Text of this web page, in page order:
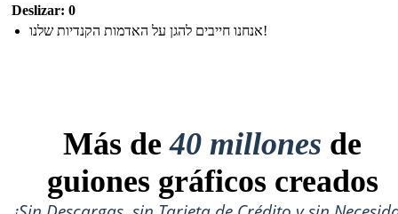
Deslizar: 0
אנחנו חייבים להגן על האדמות הקנדיות שלנו!
Más de40 millones de
guiones gráficos creados